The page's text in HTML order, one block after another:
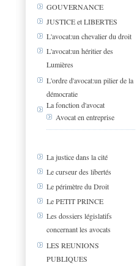
GOUVERNANCE
JUSTICE et LIBERTES
L'avocat:un chevalier du droit
L'avocat:un héritier des
Lumières
L'ordre d'avocat:un pilier de la
démocratie
La fonction d'avocat
Avocat en entreprise
La justice dans la cité
Le curseur des libertés
Le périmètre du Droit
Le PETIT PRINCE
Les dossiers législatifs
concernant les avocats
LES REUNIONS
PUBLIQUES